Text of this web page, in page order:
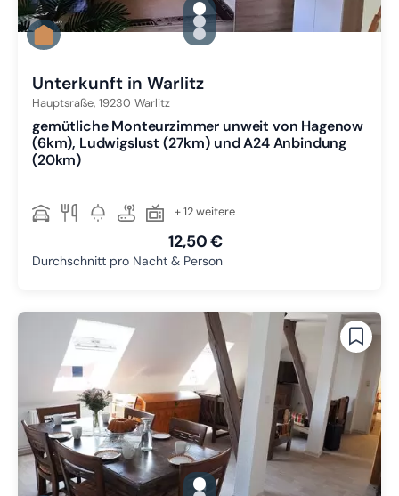
gallery.slide_selector
Zu Slide 1 wechseln
Zu Slide 2 wechseln
Zu Slide 3 wechseln
Unterkunft in Warlitz
Hauptsraße, 19230 Warlitz
gemütliche Monteurzimmer unweit von Hagenow
(6km), Ludwigslust (27km) und A24 Anbindung
(20km)
+ 12 weitere
12,50 €
Durchschnitt pro Nacht & Person
gallery.slide_selector